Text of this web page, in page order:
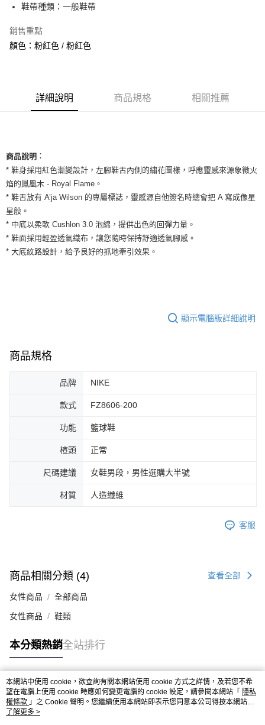
上海商業儲蓄銀行
臺灣中小企業銀行
匯豐（台灣）商業銀行
台新國際商業銀行
中國信託商業銀行
LINE Pay
Apple Pay
街口支付
全盈+PAY
AFTEE先享後付是「在收到商品之後才付款」的支付方式。 讓您購物簡單
便利好安心！
２．便利：只要手機號碼，簡訊認證，即可結帳。
３．安心：先確認商品／服務後，再付款。
【「AFTEE先享後付」結帳流程】
１．於結帳方式選擇「AFTEE先享後付」後，將跳轉至「AFTEE先享後付」
結帳頁面，進行簡訊認證並確認金額後，即可完成結帳。
２．訂單成立數日內，您將收到繳費通知簡訊。
※ 交易是否成功請以「AFTEE先享後付 」之結帳頁面顯示為準，若有關於
【注意事項】
易，需依本服務之必要範圍內提供個人資料，並將交易相關給付款項請求債
２．關於個人資料處理事宜，請瀏覽以下網址：
https://aftee.tw/terms/#terms3
３．未成年的使用者請事先徵得法定代理人或監護人之同意方可使用
「AFTEE先享後付」，若未經同意申辦者引起之損失，本公司不負相關責
４．使用「AFTEE先享後付」時，將依據個別帳號之用戶狀況，依本公司即
請求用戶進行身份認證。
恩沛科技股份有限公司將有權停止該用戶之使用額度並採取法律行動。
ATM付款
運送方式
全家取貨付款
每筆NT$60，滿NT$1,500(含以上)免運費
付款後全家取貨
每筆NT$60，滿NT$1,500(含以上)免運費
宅配
鞋帶種類：一般鞋帶
銷售重點
顏色：粉紅色 / 粉紅色
詳細說明 商品規格 相關推薦
商品說明 ：
* 鞋身採用紅色漸變設計，左腳鞋舌內側的繡花圖樣，呼應靈感來源象徵火
焰的鳳凰木 - Royal Flame。
* 鞋舌放有 A’ja Wilson 的專屬標誌，靈感源自他簽名時總會把 A 寫成像星
星般。
* 中底以柔軟 Cushlon 3.0 泡綿，提供出色的回彈力量。
* 鞋面採用輕盈透氣織布，讓您隨時保持舒適透氣腳感。
* 大底紋路設計，給予良好的抓地牽引效果。
顯示電腦版詳細說明
商品規格
品牌 NIKE
款式 FZ8606-200
功能 籃球鞋
楦頭 正常
尺碼建議 女鞋男段，男性選購大半號
材質 人造纖維
客服
商品相關分類 (4) 查看全部
女性商品 全部商品
女性商品 鞋類
本分類熱銷全站排行
熱門標籤
本網站中使用 cookie，欲查詢有關本網站使用 cookie 方式之詳情，及若您不希
望在電腦上使用 cookie 時應如何變更電腦的 cookie 設定，請參閱本網站「 隱私
權條款 」之 Cookie 聲明。您繼續使用本網站即表示您同意本公司得按本網站使
用條款之 Cookie 聲明使用 cookie。
了解更多 >